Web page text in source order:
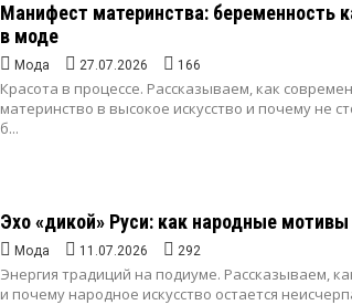
Манифест материнства: беременность
в моде
Мода 27.07.2026 166
Красота в процессе. Рассказываем, как
материнство в высокое искусство и почему не
б...
Эхо «дикой» Руси: как народные
Мода 11.07.2026 292
Энергия традиций на подиуме. Рассказываем,
и почему народное искусство остается